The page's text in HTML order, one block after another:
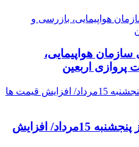
هواپیمایی،
پروازی اربعین
قیمت طلا، دلار و سکه امروز پنجشنبه 15مرداد/ افزایش